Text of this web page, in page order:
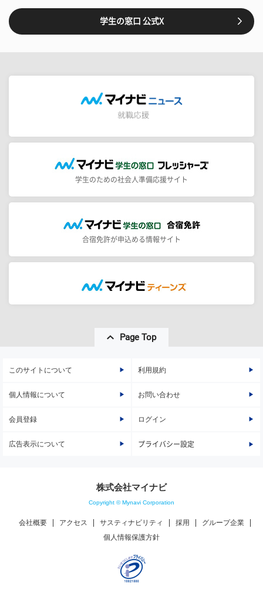
学生の窓口 公式X
学生のための社会人準備応援サイト
合宿免許が申込める情報サイト
Page Top
このサイトについて 利用規約
個人情報について お問い合わせ
会員登録 ログイン
広告表示について プライバシー設定
株式会社マイナビ
Copyright © Mynavi Corporation
会社概要 アクセス サスティナビリティ 採用
グループ企業
個人情報保護方針